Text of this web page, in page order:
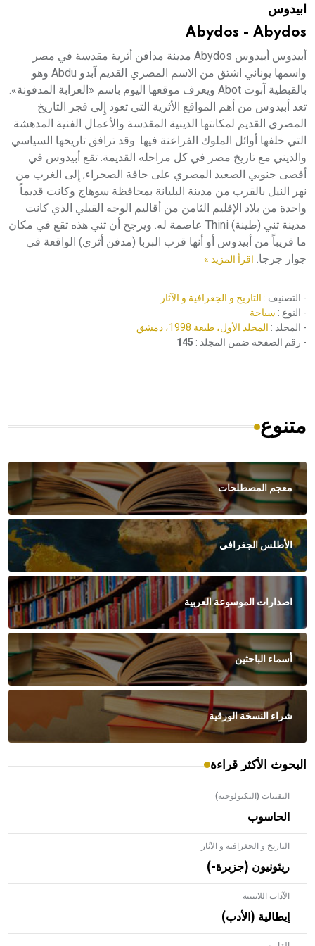
ابيدوس
Abydos - Abydos
أبيدوس أبيدوس Abydos مدينة مدافن أثرية مقدسة في مصر
واسمها يوناني اشتق من الاسم المصري القديم آبدو Abdu وهو
بالقبطية آبوت Abot ويعرف موقعها اليوم باسم «العرابة المدفونة».
تعد أبيدوس من أهم المواقع الأثرية التي تعود إِلى فجر التاريخ
المصري القديم لمكانتها الدينية المقدسة والأعمال الفنية المدهشة
التي خلفها أوائل الملوك الفراعنة فيها. وقد ترافق تاريخها السياسي
والديني مع تاريخ مصر في كل مراحله القديمة. تقع أبيدوس في
أقصى جنوبي الصعيد المصري على حافة الصحراء, إِلى الغرب من
نهر النيل بالقرب من مدينة البليانة بمحافظة سوهاج وكانت قديماً
واحدة من بلاد الإقليم الثامن من أقاليم الوجه القبلي الذي كانت
مدينة ثني (طينة) Thini عاصمة له. ويرجح أن ثني هذه تقع في مكان
ما قريباً من أبيدوس أو أنها قرب البربا (مدفن أثري) الواقعة في
جوار جرجا. اقرأ المزيد »
- التصنيف : التاريخ و الجغرافية و الآثار
- النوع : سياحة
- المجلد : المجلد الأول، طبعة 1998، دمشق
- رقم الصفحة ضمن المجلد : 145
متنوع
معجم المصطلحات
الأطلس الجغرافي
اصدارات الموسوعة العربية
أسماء الباحثين
شراء النسخة الورقية
البحوث الأكثر قراءة
التقنيات (التكنولوجية)
الحاسوب
التاريخ و الجغرافية و الآثار
ريئونيون (جزيرة-)
الآداب اللاتينية
إيطالية (الأدب)